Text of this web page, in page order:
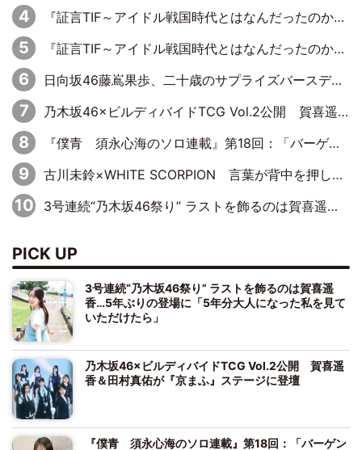
『証言TIF～アイドル戦国時代とはなんだったのか～』第8回：Negicco・Nao☆×Megu×Kaede「東京からオファーが来たのと、梨の皮剥きとどっちが大事なんだって」
『証言TIF～アイドル戦国時代とはなんだったのか～』第10回：さくら学院・武藤彩未×飯田らうら「正直、中3で辞めるというのを信じてなくて。そう言われてはいたけど、嘘でしょって」
日向坂46藤嶌果歩、二十歳のサプライズバースデーに大喜び「頼られる先輩になれるように努力していきたい」
乃木坂46×ビルディバイドTCG Vol.2公開 賀喜遥香＆田村真佑が『京まふ』ステージに登壇
『僕青 須永心海のソロ連載』第18回：「バーゲンセールハンターみうな inしまむら」編
古川未鈴×WHITE SCORPION 言葉が背中を押した“それぞれの決意”
3号連続“乃木坂46祭り” ラストを飾るのは賀喜遥香…5年ぶりの登場に「5年分大人になった私を見ていただけたら」
PICK UP
3号連続“乃木坂46祭り” ラストを飾るのは賀喜遥
香…5年ぶりの登場に「5年分大人になった私を見て
いただけたら」
乃木坂46×ビルディバイドTCG Vol.2公開 賀喜遥
香＆田村真佑が『京まふ』ステージに登壇
『僕青 須永心海のソロ連載』第18回：「バーゲン